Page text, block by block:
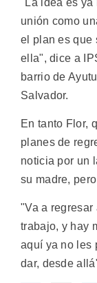
unión como
el plan es que
ella", dice a
barrio de
Salvador.
En tanto Flor,
planes de
noticia por un
su madre,
"Va a regresar
trabajo, y hay
aquí ya no les
dar, desde